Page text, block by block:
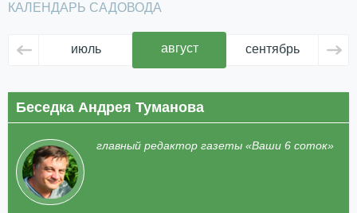
КАЛЕНДАРЬ САДОВОДА
июль август сентябрь
Беседка Андрея Туманова
главный редактор газеты «Ваши 6 соток»